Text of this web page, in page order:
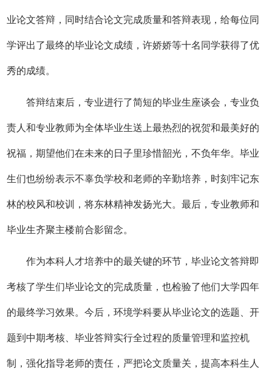
业论文答辩，同时结合论文完成质量和答辩表现，给每位同
学评出了最终的毕业论文成绩，许娇娇等十名同学获得了优
秀的成绩。
答辩结束后，专业进行了简短的毕业生座谈会，专业负
责人和专业教师为全体毕业生送上最热烈的祝贺和最美好的
祝福，期望他们在未来的日子里珍惜韶光，不负年华。毕业
生们也纷纷表示不辜负学校和老师的辛勤培养，时刻牢记东
林的校风和校训，将东林精神发扬光大。最后，专业教师和
毕业生齐聚主楼前合影留念。
作为本科人才培养中的最关键的环节，毕业论文答辩即
考核了学生们毕业论文的完成质量，也检验了他们大学四年
的最终学习效果。今后，环境学科要从毕业论文的选题、开
题到中期考核、毕业答辩实行全过程的质量管理和监控机
制，强化指导老师的责任，严把论文质量关， 提高本科生人